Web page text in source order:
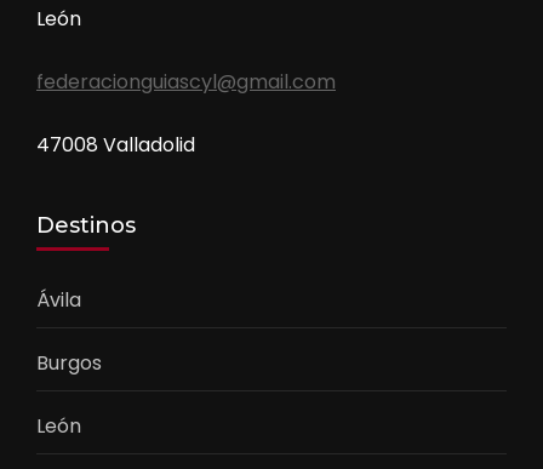
León
federacionguiascyl@gmail.com
47008 Valladolid
Destinos
Ávila
Burgos
León